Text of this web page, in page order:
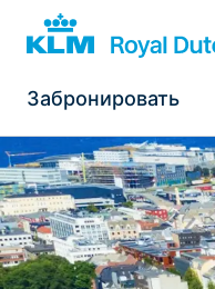
Забронировать